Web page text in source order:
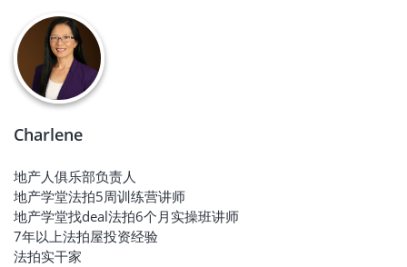
Charlene
地产人俱乐部负责人
地产学堂法拍5周训练营讲师
地产学堂找deal法拍6个月实操班讲师
7年以上法拍屋投资经验
法拍实干家